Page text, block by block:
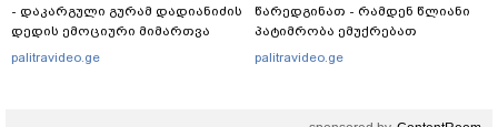
- დაკარგული გურამ დადიანიძის
დედის ემოციური მიმართვა
palitravideo.ge
წარედგინათ - რამდენ წლიანი
პატიმრობა ემუქრებათ
არასრულწლოვნებს?
palitravideo.ge